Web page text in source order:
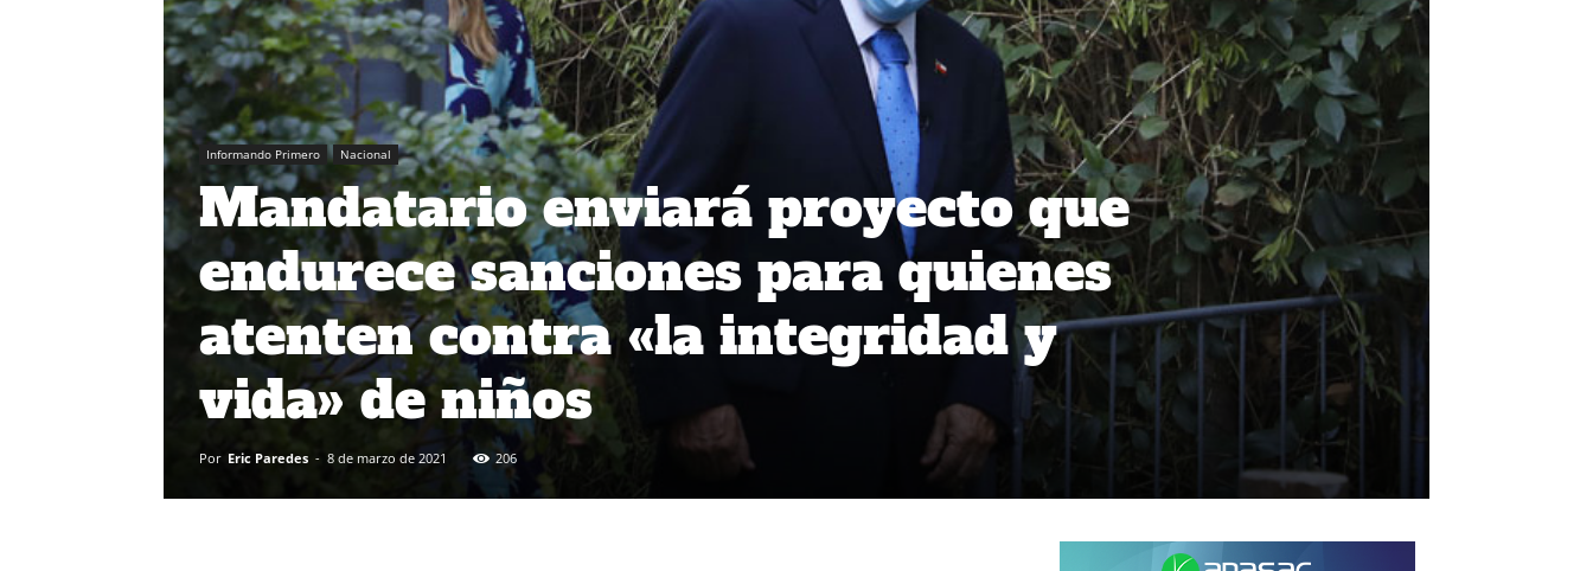
Informando Primero Nacional
Mandatario enviará proyecto que
endurece sanciones para quienes
atenten contra «la integridad y
vida» de niños
Por Eric Paredes - 8 de marzo de 2021 206